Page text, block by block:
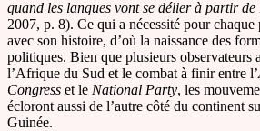
quand les langues vont se délier à partir de
2007, p. 8). Ce qui a nécessité pour chaque
avec son histoire, d’où la naissance des
politiques. Bien que plusieurs observateurs
l’Afrique du Sud et le combat à finir entre l’
Congress et le National Party, les
écloront aussi de l’autre côté du continent
Guinée.